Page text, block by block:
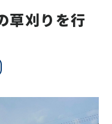
草刈りを行